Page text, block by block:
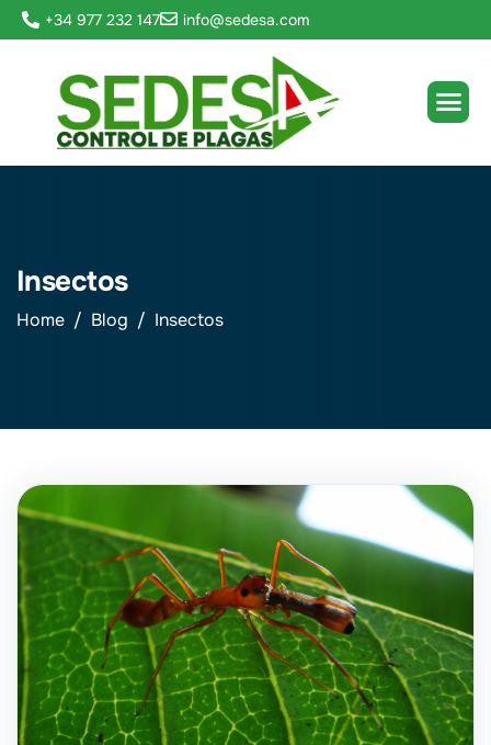
+34 977 232 147 info@sedesa.com
Insectos
Home Blog Insectos